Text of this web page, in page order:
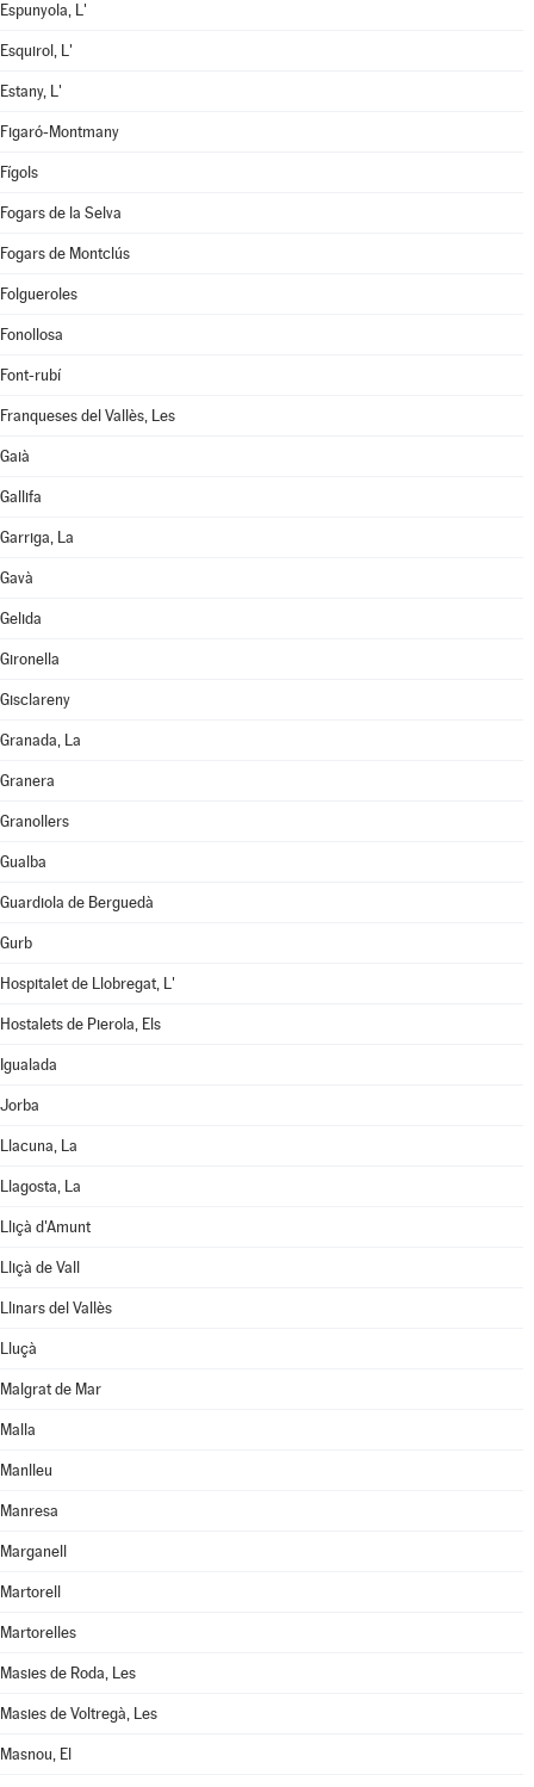
Espunyola, L'
Esquirol, L'
Estany, L'
Figaró-Montmany
Fígols
Fogars de la Selva
Fogars de Montclús
Folgueroles
Fonollosa
Font-rubí
Franqueses del Vallès, Les
Gaià
Gallifa
Garriga, La
Gavà
Gelida
Gironella
Gisclareny
Granada, La
Granera
Granollers
Gualba
Guardiola de Berguedà
Gurb
Hospitalet de Llobregat, L'
Hostalets de Pierola, Els
Igualada
Jorba
Llacuna, La
Llagosta, La
Lliçà d'Amunt
Lliçà de Vall
Llinars del Vallès
Lluçà
Malgrat de Mar
Malla
Manlleu
Manresa
Marganell
Martorell
Martorelles
Masies de Roda, Les
Masies de Voltregà, Les
Masnou, El